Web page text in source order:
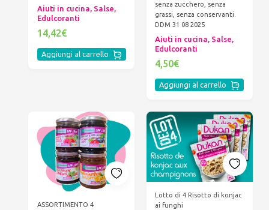
Aiuti in cucina, Salse,
Edulcoranti
14,42€
Aggiungi al carrello
senza zucchero, senza
grassi, senza conservanti.
DDM 31 08 2025
Aiuti in cucina, Salse,
Edulcoranti
4,50€
Aggiungi al carrello
ASSORTIMENTO 4
Lotto di 4 Risotto di konjac
ai funghi